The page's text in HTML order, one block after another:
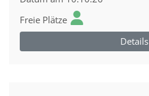
Freie Plätze
Details